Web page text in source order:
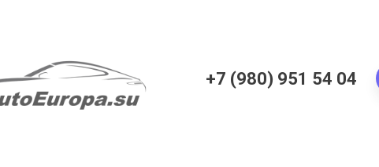
+7 (980) 951 54 04